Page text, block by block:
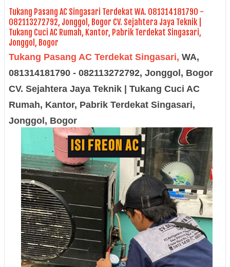
Tukang Pasang AC Singasari Terdekat WA. 081314181790 -
082113272792, Jonggol, Bogor CV. Sejahtera Jaya Teknik |
Tukang Cuci AC Rumah, Kantor, Pabrik Terdekat Singasari,
Jonggol, Bogor
Tukang Pasang AC Terdekat Singasari, WA,
081314181790 - 082113272792, Jonggol, Bogor
CV. Sejahtera Jaya Teknik | Tukang Cuci AC
Rumah, Kantor, Pabrik Terdekat Singasari,
Jonggol, Bogor